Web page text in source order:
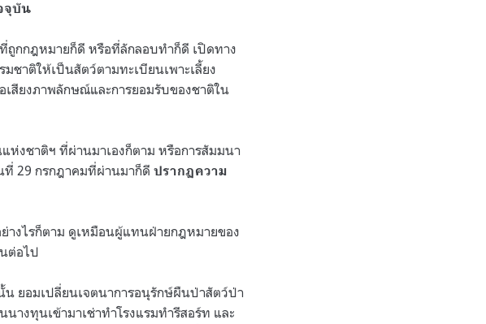
จุบัน
ถูกกฎหมายก็ดี หรือที่ลักลอบทำก็ดี เปิดทาง
ชาติให้เป็นสัตว์ตามทะเบียนเพาะเลี้ยง
สียงภาพลักษณ์และการยอมรับของชาติใน
ห่งชาติฯ ที่ผ่านมาเองก็ตาม หรือการสัมมนา
ที่ 29 กรกฎาคมที่ผ่านมาก็ดี ปรากฏความ
างไรก็ตาม ดูเหมือนผู้แทนฝ่ายกฎหมายของ
ต่อไป
ยอมเปลี่ยนเจตนาการอนุรักษ์ผืนป่าสัตว์ป่า
างทุนเข้ามาเช่าทำโรงแรมทำรีสอร์ท และ